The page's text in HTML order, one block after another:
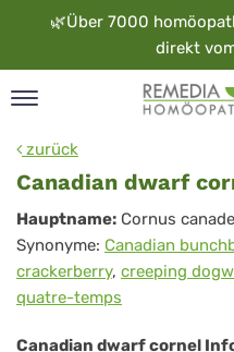
🌿Über 7000
direkt
zurück
Canadian dwarf
Canadian
dwarf
cornel
Hauptname: Cornus
Synonyme: Canadian
crackerberry, creeping
quatre-temps
Canadian dwarf cornel